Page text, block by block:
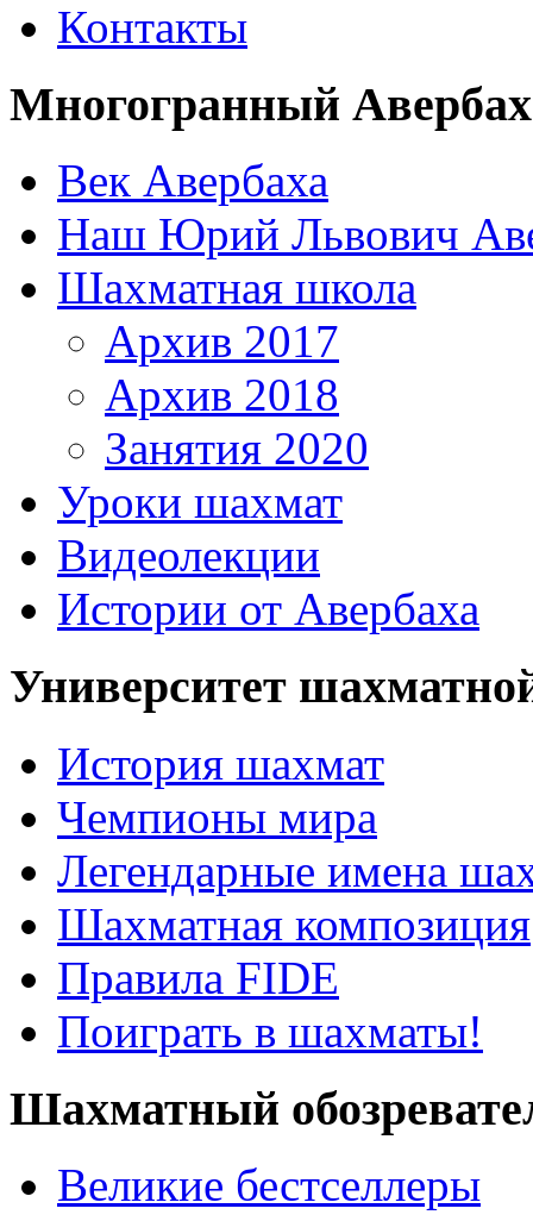
Контакты
Многогранный Авербах
Век Авербаха
Наш Юрий Львович
Шахматная школа
Архив 2017
Архив 2018
Занятия 2020
Уроки шахмат
Видеолекции
Истории от Авербаха
Университет
История шахмат
Чемпионы мира
Легендарные имена
Шахматная композиция
Правила FIDE
Поиграть в шахматы!
Шахматный
Великие бестселлеры